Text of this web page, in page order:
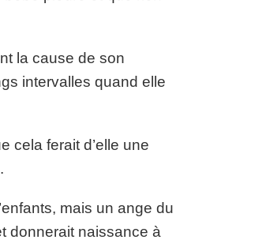
la cause de son
intervalles quand elle
cela ferait d’elle une
mais un ange du
donnerait naissance à